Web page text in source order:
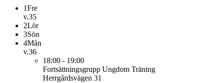
1Fre
v.35
2Lör
3Sön
4Mån
v.36
18:00 - 19:00
Fortsättningsgrupp Ungdom Träning
Herrgårdsvägen 31